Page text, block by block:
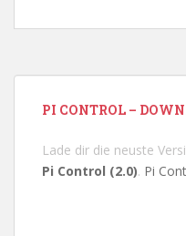
PI CONTROL –
Lade dir die neuste
Pi Control (2.0). Pi